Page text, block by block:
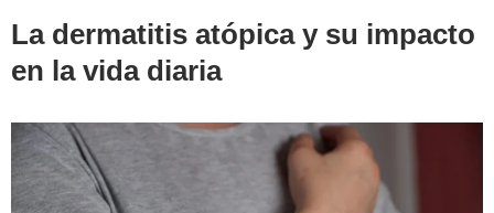
La dermatitis atópica y su impacto
en la vida diaria